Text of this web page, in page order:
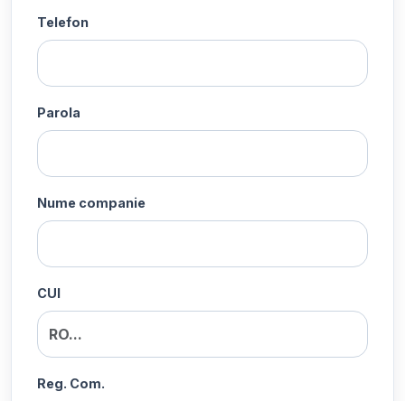
Telefon
Parola
Nume companie
CUI
Reg. Com.